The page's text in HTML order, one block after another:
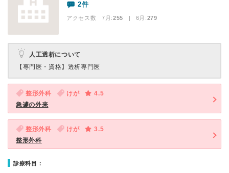
2件
アクセス数 7月:255 | 6月:279
人工透析について
【専門医・資格】 透析専門医
整形外科 けが
4.5
急遽の外来
整形外科 けが
3.5
整形外科
診療科目：